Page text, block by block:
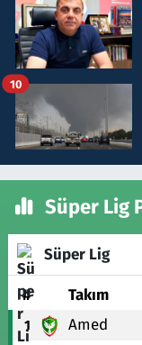
10
Süper Lig
Süper Lig
# Takım
1 Amed